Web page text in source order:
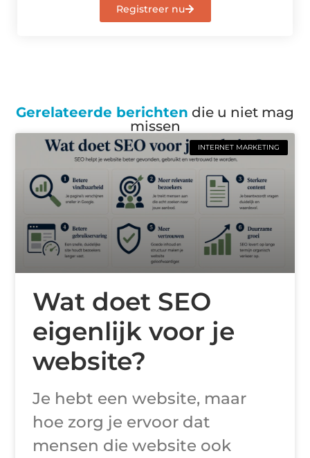
Registreer nu
Gerelateerde berichten die u niet mag
missen
INTERNET MARKETING
Wat doet SEO
eigenlijk voor je
website?
Je hebt een website, maar
hoe zorg je ervoor dat
mensen die website ook